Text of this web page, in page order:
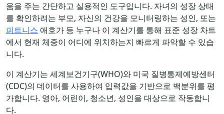
움을 주는 간단하고 실용적인 도구입니다. 자녀의 성장 상태
를 확인하려는 부모, 자신의 건강을 모니터링하는 성인, 또는
피트니스 애호가 등 누구나 이 계산기를 통해 표준 성장 차트
에서 현재 체중이 어디에 위치하는지 빠르게 파악할 수 있습
니다.
이 계산기는 세계보건기구(WHO)와 미국 질병통제예방센터
(CDC)의 데이터를 사용하여 입력값을 기반으로 백분위를 평
가합니다. 영아, 어린이, 청소년, 성인을 대상으로 작동합니
다.